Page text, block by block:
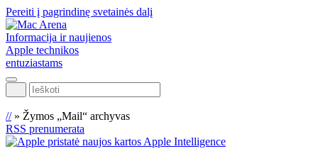
Pereiti į pagrindinę svetainės dalį
Informacija ir naujienos
Apple technikos
entuziastams
Ieškoti
//» Žymos „Mail“ archyvas
RSS prenumerata